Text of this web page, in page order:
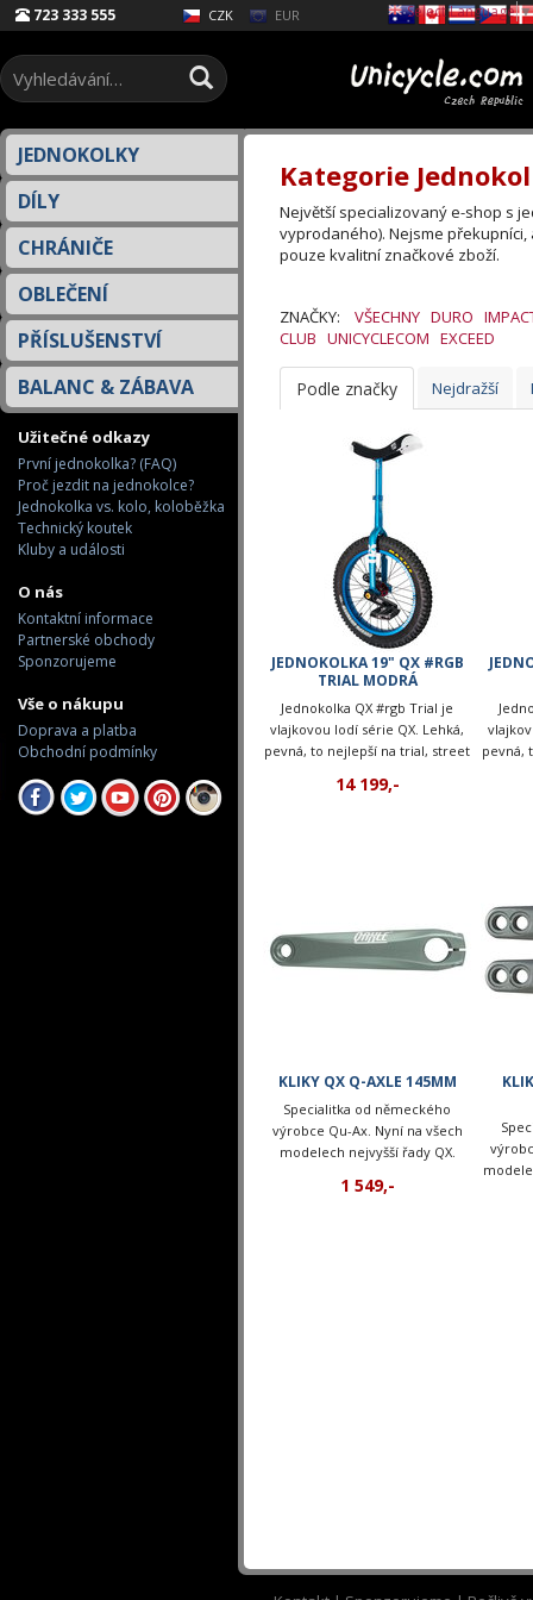
723 333 555 CZK EUR
JEDNOKOLKY
DÍLY
CHRÁNIČE
OBLEČENÍ
PŘÍSLUŠENSTVÍ
BALANC & ZÁBAVA
Užitečné odkazy
První jednokolka? (FAQ)
Proč jezdit na jednokolce?
Jednokolka vs. kolo, koloběžka
Technický koutek
Kluby a události
O nás
Kontaktní informace
Partnerské obchody
Sponzorujeme
Vše o nákupu
Doprava a platba
Obchodní podmínky
Kategorie
Největší specializovaný e-shop s
vyprodaného). Nejsme
pouze kvalitní značkové zboží.
ZNAČKY: VŠECHNY DURO
CLUB UNICYCLECOM EXCEED
Podle značky Nejdražší
JEDNOKOLKA 19" QX #RGB
TRIAL MODRÁ
Jednokolka QX #rgb Trial je
vlajkovou lodí série QX. Lehká,
pevná, to nejlepší na trial, street
14 199,-
pevná,
KLIKY QX Q-AXLE 145MM
Specialitka od německého
výrobce Qu-Ax. Nyní na všech
modelech nejvyšší řady QX.
1 549,-
Select Language▼